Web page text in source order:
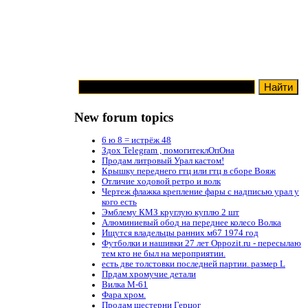
New forum topics
6 ю 8 = истрёж 48
Здох Telegram , помогитеклОпОна
Продам литровый Урал кастом!
Крышку переднего гтц или гтц в сборе Вояж
Отличие ходовой ретро и волк
Чертеж флажка крепление фары с надписью урал у
кого есть
Эмблему КМЗ круглую куплю 2 шт
Алюминиевый обод на переднее колесо Волка
Ищутся владельцы ранних м67 1974 год
Футболки и нашивки 27 лет Oppozit.ru - пересылаю
тем кто не был на мероприятии.
есть две толстовки последней партии. размер L
Прдам хромучие детали
Вилка М-61
Фара хром.
Продам шестерни Герцог